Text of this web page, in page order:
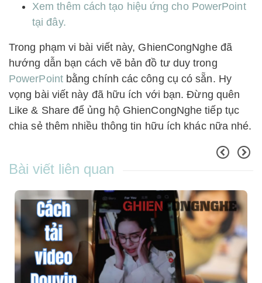
Xem thêm cách tạo hiệu ứng cho PowerPoint
tại đây.
Trong phạm vi bài viết này, GhienCongNghe đã
hướng dẫn bạn cách vẽ bản đồ tư duy trong
PowerPointbằng chính các công cụ có sẵn. Hy
vọng bài viết này đã hữu ích với bạn. Đừng quên
Like & Share để ủng hộ GhienCongNghe tiếp tục
chia sẻ thêm nhiều thông tin hữu ích khác nữa nhé.
Bài viết liên quan